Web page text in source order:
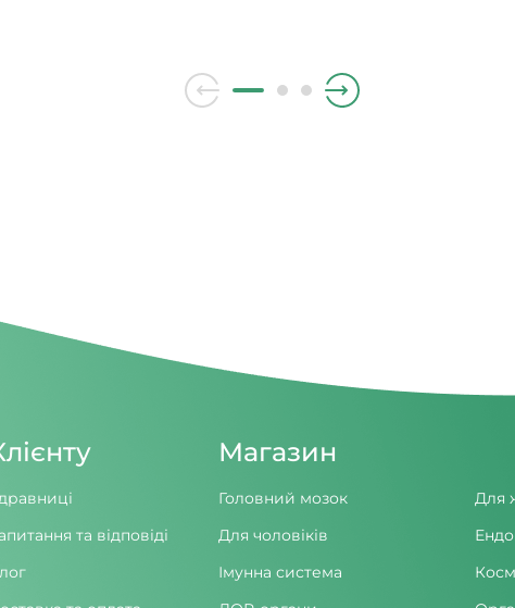
вдень, тим менше його вплив
гілочками верби.
та відповіді
Магазин
Головний мозок Для
Для чоловіків
Імунна система